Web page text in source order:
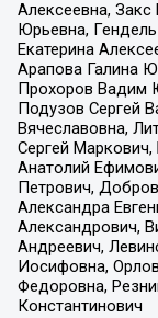
Алексеевна, Закс
Юрьевна,
Екатерина
Арапова Галина
Прохоров Вадим
Подузов Сергей
Вячеславовна,
Сергей
Анатолий
Петрович,
Александра
Александрович,
Андреевич,
Иосифовна,
Федоровна,
Константинович